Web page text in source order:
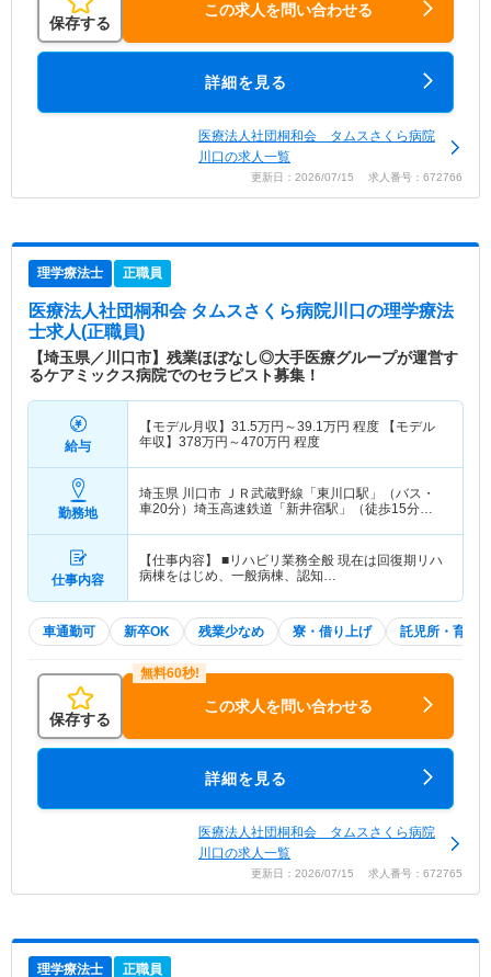
保存する
この求人を問い合わせる
詳細を見る
医療法人社団桐和会 タムスさくら病院
川口の求人一覧
更新日：2026/07/15 求人番号：672766
理学療法士 正職員
医療法人社団桐和会 タムスさくら病院川口 の理学療法
士求人(正職員)
【埼玉県／川口市】残業ほぼなし◎大手医療グループが運営す
るケアミックス病院でのセラピスト募集！
給与
【モデル月収】 31.5万円～39.1万円 程度 【モデル
年収】 378万円～470万円 程度
勤務地
埼玉県 川口市 ＪＲ武蔵野線「東川口駅」（バス・
車20分）埼玉高速鉄道「新井宿駅」（徒歩15分）
仕事内容
【仕事内容】 ■リハビリ業務全般 現在は回復期リハ
病棟をはじめ、一般病棟、認知…
車通勤可 新卒OK 残業少なめ 寮・借り上げ 託児所・育児
保存する
この求人を問い合わせる
詳細を見る
医療法人社団桐和会 タムスさくら病院
川口の求人一覧
更新日：2026/07/15 求人番号：672765
理学療法士 正職員